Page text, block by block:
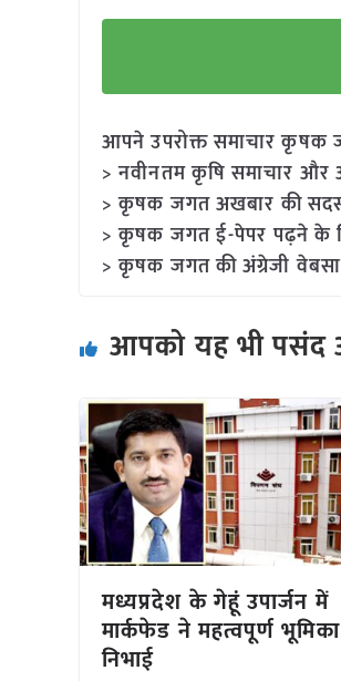
आपने उपरोक्त समाचार कृषक
> नवीनतम कृषि समाचार
> कृषक जगत अखबार की
> कृषक जगत ई-पेपर पढ़ने के
> कृषक जगत की अंग्रेजी
आपको यह भी
मध्यप्रदेश के गेहूं उपार्जन में
मार्कफेड ने महत्वपूर्ण भूमिका
निभाई